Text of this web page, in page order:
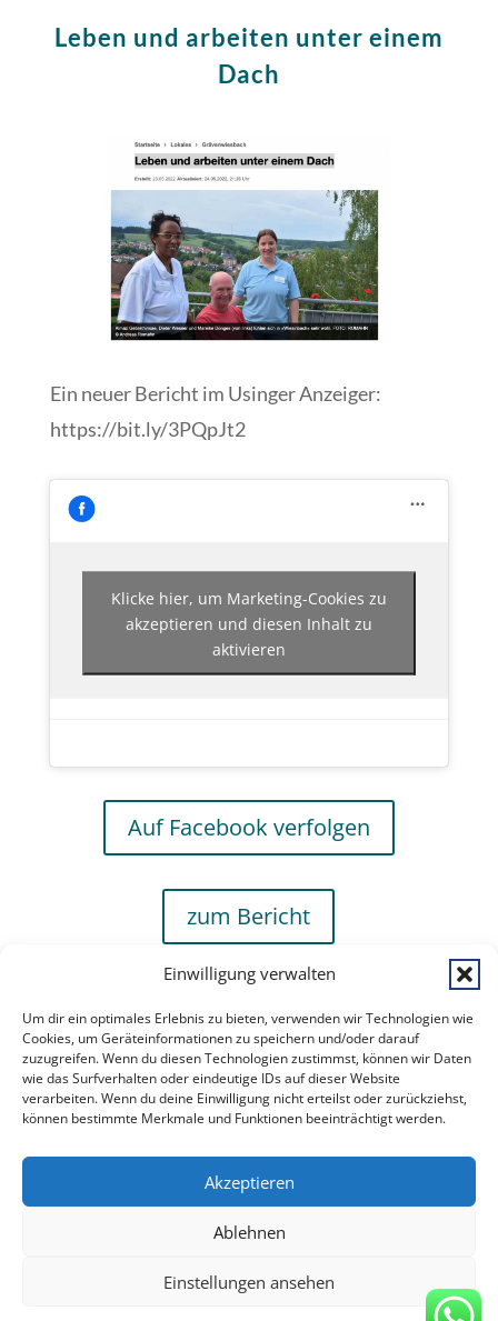
Einwilligung verwalten
Um dir ein optimales Erlebnis zu bieten, verwenden wir Technologien wie
Cookies, um Geräteinformationen zu speichern und/oder darauf
zuzugreifen. Wenn du diesen Technologien zustimmst, können wir Daten
wie das Surfverhalten oder eindeutige IDs auf dieser Website
verarbeiten. Wenn du deine Einwilligung nicht erteilst oder zurückziehst,
können bestimmte Merkmale und Funktionen beeinträchtigt werden.
Akzeptieren
Ablehnen
Einstellungen ansehen
Leben und arbeiten unter einem
Dach
Ein neuer Bericht im Usinger Anzeiger:
https://bit.ly/3PQpJt2
Klicke hier, um Marketing-Cookies zu
akzeptieren und diesen Inhalt zu
aktivieren
Auf Facebook verfolgen
zum Bericht